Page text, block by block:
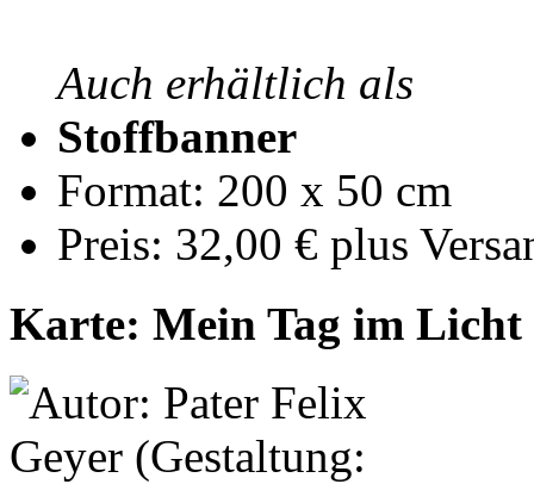
Auch erhältlich als
Stoffbanner
Format: 200 x 50 cm
Preis: 32,00 € plus
Karte: Mein Tag im Licht